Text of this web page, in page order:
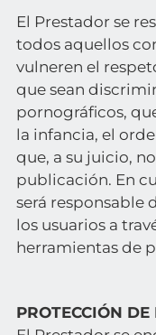
El Prestador se
todos aquellos
vulneren el
que sean
pornográficos,
la infancia, el
que, a su juicio,
publicación. En
será responsable
los usuarios a
herramientas de
PROTECCIÓN